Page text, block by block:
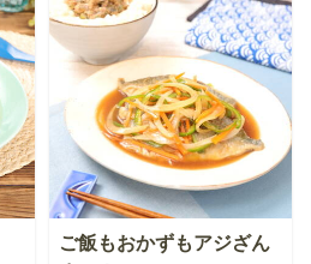
ご飯もおかずもアジざん